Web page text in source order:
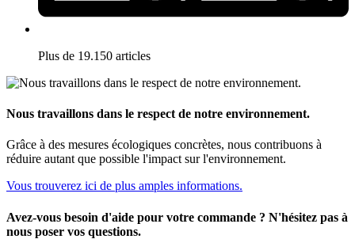
Plus de 19.150 articles
Nous travaillons dans le respect de notre environnement.
Grâce à des mesures écologiques concrètes, nous contribuons à
réduire autant que possible l'impact sur l'environnement.
Vous trouverez ici de plus amples informations.
Avez-vous besoin d'aide pour votre commande ? N'hésitez pas à
nous poser vos questions.